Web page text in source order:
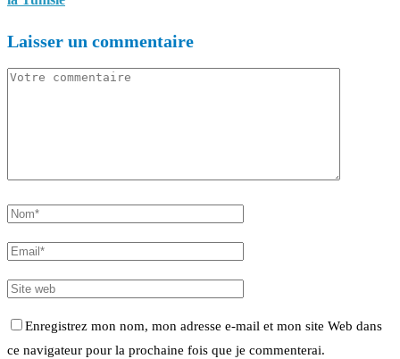
Laisser un commentaire
Enregistrez mon nom, mon adresse e-mail et mon site Web dans
ce navigateur pour la prochaine fois que je commenterai.